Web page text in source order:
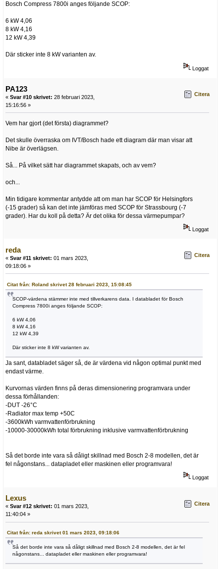
Bosch Compress 7800i anges följande SCOP:
6 kW 4,06
8 kW 4,16
12 kW 4,39
Där sticker inte 8 kW varianten av.
Loggat
PA123
« Svar #10 skrivet: 28 februari 2023,
15:16:56 »
Citera
Vem har gjort (det första) diagrammet?
Det skulle överraska om IVT/Bosch hade ett diagram där man visar att
Nibe är överlägsen.
Så... På vilket sätt har diagrammet skapats, och av vem?
och...
Min tidigare kommentar antydde att om man har SCOP för Helsingfors
(-15 grader) så kan det inte jämföras med SCOP för Strassbourg (-7
grader). Har du koll på detta? Är det olika för dessa värmepumpar?
Loggat
reda
« Svar #11 skrivet: 01 mars 2023,
09:18:06 »
Citera
Citat från: Roland skrivet 28 februari 2023, 15:08:45
SCOP-värdena stämmer inte med tillverkarens data. I databladet för Bosch
Compress 7800i anges följande SCOP:
6 kW 4,06
8 kW 4,16
12 kW 4,39
Där sticker inte 8 kW varianten av.
Ja sant, databladet säger så, de är värdena vid någon optimal punkt med
endast värme.
Kurvornas värden finns på deras dimensionering programvara under
dessa förhållanden:
-DUT -26°C
-Radiator max temp +50C
-3600kWh varmvattenförbrukning
-10000-30000kWh total förbrukning inklusive varmvattenförbrukning
Så det borde inte vara så dåligt skillnad med Bosch 2-8 modellen, det är
fel någonstans... datapladet eller maskinen eller programvara!
Loggat
Lexus
« Svar #12 skrivet: 01 mars 2023,
11:40:04 »
Citera
Citat från: reda skrivet 01 mars 2023, 09:18:06
Så det borde inte vara så dåligt skillnad med Bosch 2-8 modellen, det är fel
någonstans... datapladet eller maskinen eller programvara!